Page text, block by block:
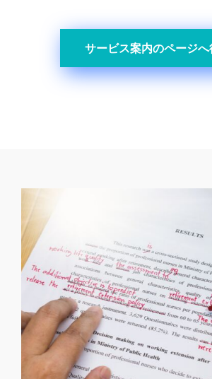
サービス案内のページへ